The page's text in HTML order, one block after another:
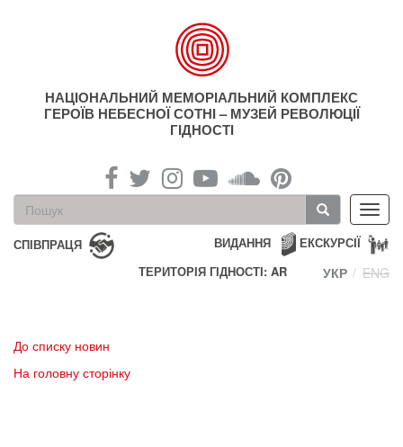
НАЦІОНАЛЬНИЙ МЕМОРІАЛЬНИЙ КОМПЛЕКС
ГЕРОЇВ НЕБЕСНОЇ СОТНІ – МУЗЕЙ РЕВОЛЮЦІЇ
ГІДНОСТІ
Пошукова
форма
Пошук
СПІВПРАЦЯ ЕКСКУРСІЇ
ВИДАННЯ
ТЕРИТОРІЯ ГІДНОСТІ: AR
УКР ENG
До списку новин
На головну сторінку